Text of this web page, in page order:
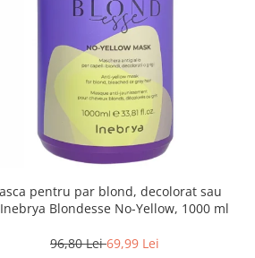
pentru par blond, decolorat sau
Blondesse No-Yellow, 1000 ml
96,80 Lei69,99 Lei